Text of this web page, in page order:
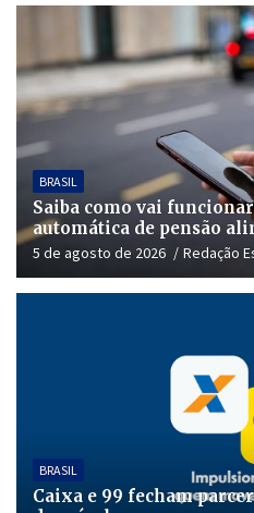
BRASIL
Saiba como vai
automática de pensão
Pensão”
5 de agosto de 2026 Redação
BRASIL
Caixa e 99 fecham